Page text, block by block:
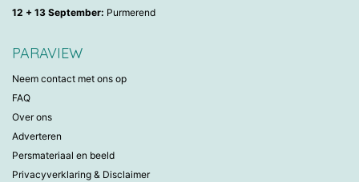
12 + 13 September: Purmerend
PARAVIEW
Neem contact met ons op
FAQ
Over ons
Adverteren
Persmateriaal en beeld
Privacyverklaring & Disclaimer